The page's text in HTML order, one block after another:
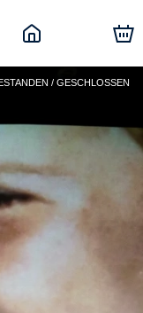
/ GESCHLOSSEN